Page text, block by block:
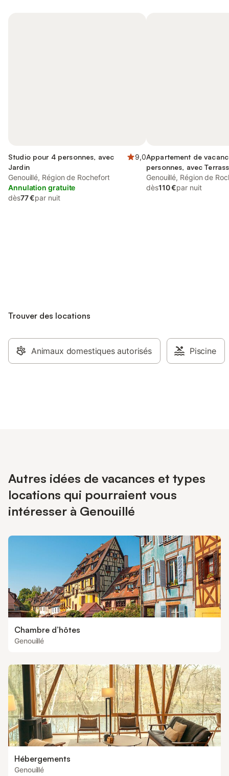
Studio pour 4 personnes, avec
Jardin
9,0
Genouillé, Région de Rochefort
Annulation gratuite
dès77 €par nuit
Appartement de
personnes, avec
Piscine
Genouillé, Région de
dès110 €par nuit
Trouver des locations
Animaux domestiques autorisés Piscine
Autres idées de vacances et types
locations qui pourraient vous
intéresser à Genouillé
Chambre d’hôtes
Genouillé
Hébergements
Genouillé